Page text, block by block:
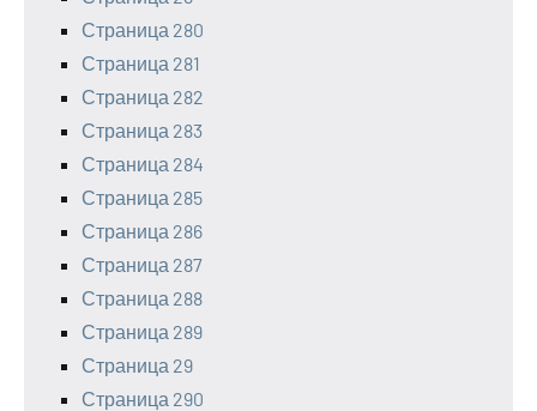
Страница 280
Страница 281
Страница 282
Страница 283
Страница 284
Страница 285
Страница 286
Страница 287
Страница 288
Страница 289
Страница 29
Страница 290